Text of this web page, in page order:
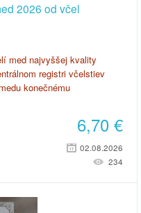
2026 od včel
med najvyššej kvality
registri včelstiev
konečnému
6,70 €
02.08.2026
234